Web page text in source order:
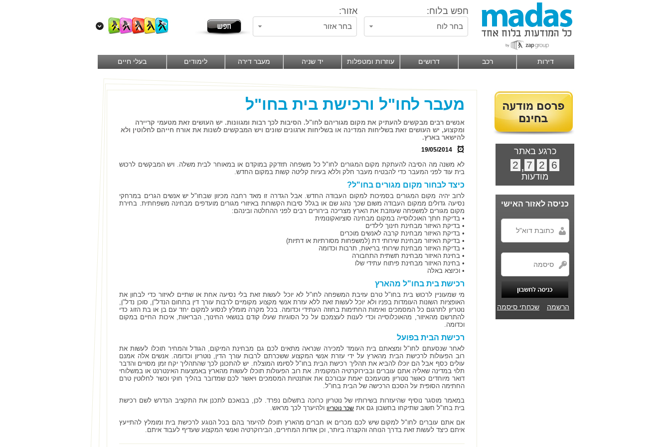
חפש בלוח: אזור:
בחר לוח בחר אזור
דירות רכב דרושים עוזרות ומטפלות יד שניה מעבר דירה לימודים בעלי חיים
כרגע באתר
6
2
7
,
2
מודעות
כניסה לאזור האישי
הרשמה שכחתי סיסמה
מעבר לחו"ל ורכישת בית בחו"ל
אנשים רבים מבקשים להעתיק את מקום מגוריהם לחו"ל. הסיבות לכך רבות ומגוונות. יש העושים זאת מטעמי קריירה
ומקצוע, יש העושים זאת בשליחות המדינה או בשליחות ארגונים שונים ויש המבקשים לשנות את אורח חייהם לחלוטין ולא
להישאר בארץ.
19/05/2014
לא משנה מה הסיבה להעתקת מקום המגורים לחו"ל כל משפחה תזדקק במוקדם או במאוחר לבית משלה. ויש המבקשים לרכוש
בית עוד לפני המעבר כדי להבטיח מעבר חלק וללא בעיות קליטה קשות במקום החדש.
כיצד לבחור מקום מגורים בחו"ל?
לרוב יהיה מקום המגורים בסמיכות למקום העבודה החדש. אבל הגדרה זו מאד רחבה מכיוון שבחו"ל יש אנשים הגרים במרחקי
נסיעה גדולים ממקום העבודה משום שכך נהוג שם או בגלל סיבות הקשורות באיזורי מגורים מועדפים מבחינה משפחתית. בחירת
מקום מגורים למשפחה שעוזבת את הארץ מצריכה בירורים רבים לפני ההחלטה ובינהם:
• בדיקת חתך האוכלוסייה במקום מבחינה סוציואקונומית
• בדיקת האיזור מבחינת חינוך לילדים
• בדיקת האיזור מבחינת קרבה לאנשים מוכרים
• בדיקת האיזור מבחינת שירותי דת (למשפחות מסורתיות או דתיות)
• בדיקת האיזור מבחינת שירותי בריאות, תרבות וכדומה
• בחינת האיזור מבחינת תשתית התחבורה
• בחינת האיזור מבחינת פיתוח עתידי שלו
• וכיוצא באלה
רכישת בית בחו"ל מהארץ
מי שמעוניין לרכוש בית בחו"ל טרם עזיבת המשפחה לחו"ל לא יוכל לעשות זאת בלי נסיעה אחת או שתיים לאיזור כדי לבחון את
האופציות השונות העומדות בפניו ולא יוכל לעשות זאת ללא עזרת אנשי מקצוע מקומיים לרבות עורך דין בתחום הנדל"ן, סוכן נדל"ן,
נוטריון לתרגום כל המסמכים ואימות החתימות בחוזה העתידי וכדומה. בכל מקרה מומלץ לנסוע למקום יחד עם בן או בת הזוג כדי
להתרשם מהאיזור, מהאוכלוסייה וכדי לענות לעצמכם על כל הסוגיות שעלו קודם בנושאי החינוך, הבריאות, איכות החיים במקום
וכדומה.
רכישת הבית בפועל
לאחר שנסעתם לחו"ל ומצאתם בית העומד למכירה שנראה מתאים לכם גם מבחינת המיקום, הגודל והמחיר תוכלו לעשות את
רוב הפעולות לרכישת הבית מהארץ על ידי עזרת אנשי המקצוע ששכרתם לרבות עורך הדין, נוטריון וכדומה. אנשים אלה אמנם
עולים כסף אבל הם יוכלו להביא את תהליך רכישת הבית בחו"ל לסיומו המוצלח. יש להתכונן לכך שהתהליך יקח זמן מסויים והדבר
תלוי במדינה שאליה אתם עוברים ובבירוקרטיה המקומית. את רוב הפעולות תוכלו לעשות מהארץ באמצעות האינטרנט או במשלוחי
דואר מיוחדים כאשר נוטריון מטעמכם יאמת עבורכם את אותנטיות המסמכים ויאשר לכם שמדובר בהליך חוקי וכשר לחלוטין טרם
החתימה הסופית על הסכם הרכישה של הבית בחו"ל.
במאמר מוסגר נוסיף שהיעזרות בשירותיו של נוטריון כרוכה בתשלום נפרד. לכן, בבואכם לתכנן את התקציב הנדרש לשם רכישת
בית בחו"ל חשוב שתיקחו בחשבון גם אתשכר נוטריון ולהיערך לכך מראש.
אם אתם עוברים לחו"ל למקום שיש לכם מכרים או חברים מהארץ תוכלו להיעזר בהם בכל הנוגע לרכישת בית ומומלץ להתייעץ
איתם כיצד לעשות זאת בדרך הנוחה והקצרה ביותר, וכן אודות המחירים, הבירוקרטיה ואנשי המקצוע שעדיף לעבוד איתם.